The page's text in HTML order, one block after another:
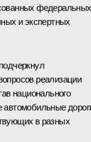
федеральных
и экспертных
реализации
национального
автомобильные
в разных